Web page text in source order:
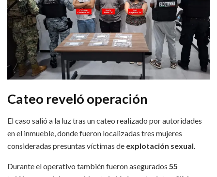
Cateo reveló operación
El caso salió a la luz tras un cateo realizado por autoridades
en el inmueble, donde fueron localizadas tres mujeres
consideradas presuntas víctimas de explotación sexual.
Durante el operativo también fueron asegurados 55